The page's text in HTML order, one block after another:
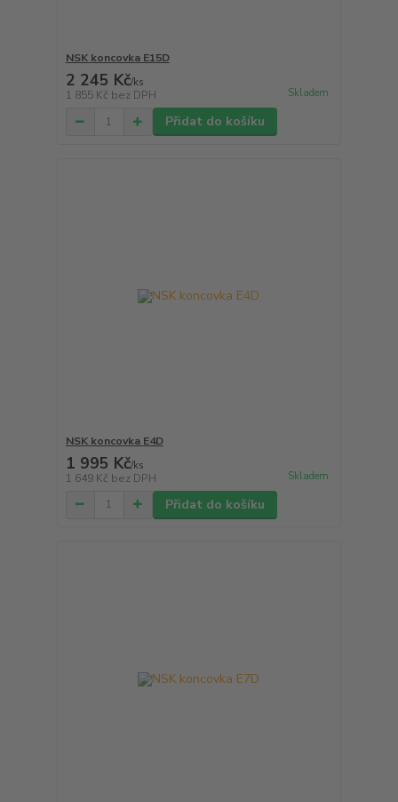
NSK koncovka E15D
2 245 Kč/ks
1 855 Kč bez DPH Skladem
Přidat do košíku
NSK koncovka E4D
1 995 Kč/ks
1 649 Kč bez DPH Skladem
Přidat do košíku